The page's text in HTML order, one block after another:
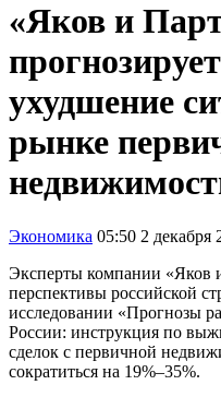
«Яков и
ухудшение
рынке
Экономика 05:50 2 декабря
Эксперты компании «Яков
перспективы российской
исследовании «Прогнозы
России: инструкция по
сделок с первичной
сократиться на 19%–35%.